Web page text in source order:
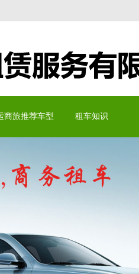
商旅推荐车型 租车知识